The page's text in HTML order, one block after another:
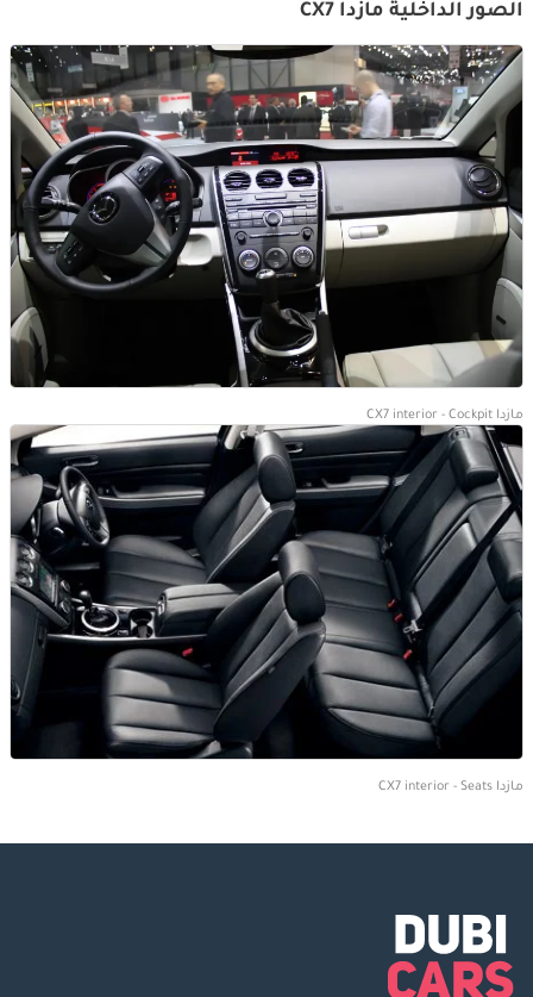
الصور الداخلية مازدا CX7
مازدا CX7 interior - Cockpit
مازدا CX7 interior - Seats